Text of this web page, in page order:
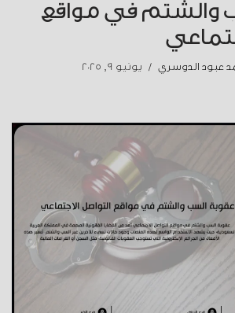
والشتم في مواقع
عبود الدوسري يونيو 9, 2025